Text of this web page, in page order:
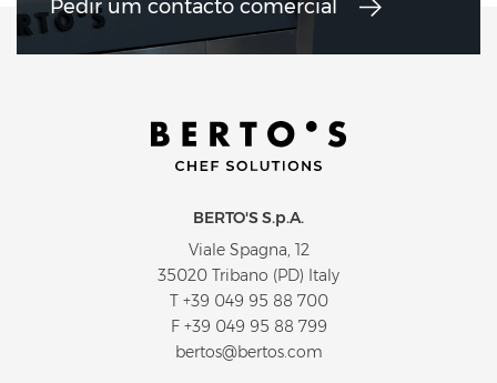
Pedir um contacto comercial
BERTO'S S.p.A.
Viale Spagna, 12
35020 Tribano (PD) Italy
T +39 049 95 88 700
F +39 049 95 88 799
bertos@bertos.com